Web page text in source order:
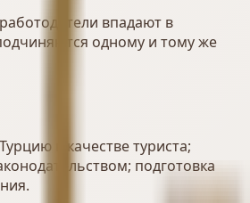
впадают в
одному и тому же
в качестве туриста;
подготовка